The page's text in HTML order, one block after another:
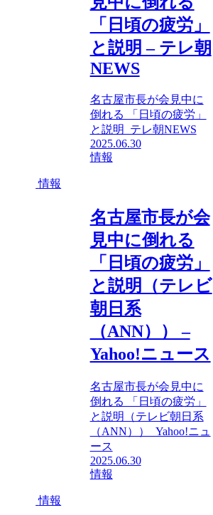
「日頃の疲労」
と説明 – テレ朝
NEWS
名古屋市長が会見中に
倒れる 「日頃の疲労」
と説明 テレ朝NEWS
2025.06.30
情報
情報
名古屋市長が会
見中に倒れる
「日頃の疲労」
と説明（テレビ
朝日系
（ANN）） –
Yahoo!ニュース
名古屋市長が会見中に
倒れる 「日頃の疲労」
と説明（テレビ朝日系
（ANN）） Yahoo!ニュ
ース
2025.06.30
情報
情報